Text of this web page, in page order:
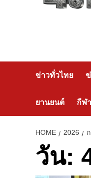
ข่าวทั่วไทย
ยานยนต์ กีฬา
HOME 2026
วัน: